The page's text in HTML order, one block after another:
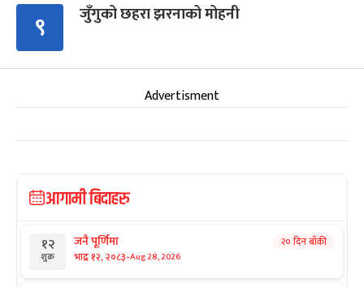
९ जुँगुको छहरा झरनाको मोहनी
Advertisment
आगामी बिदाहरु
१२
शुक्र
जनै पूर्णिमा
भाद्र १२, २०८३-Aug 28, 2026
२० दिन बाँकी